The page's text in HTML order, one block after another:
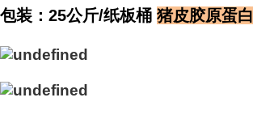
包装：25公斤/纸板桶 猪皮胶原蛋白